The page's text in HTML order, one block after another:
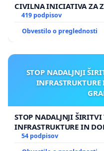
CIVILNA INICIATIVA ZA
419 podpisov
Obvestilo o preglednosti
STOP NADALJNJI
STOP NADALJNJI
INFRASTRUKTURE IN
GRADIŠČAKU
54 podpisov